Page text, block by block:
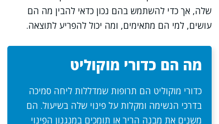
שלה, אך כדי להשתמש בהם נכון כדאי להבין מה הם
עושים, למי הם מתאימים, ומה יכול להפריע לתוצאה.
מה הם כדורי מוקוליט
כדורי מוקוליט הם תרופות שמדללות ליחה סמיכה
בדרכי הנשימה ומקלות על פינוי שלה בשיעול. הם
משנים את מבנה הריר או תומכים במנגנון הפינוי